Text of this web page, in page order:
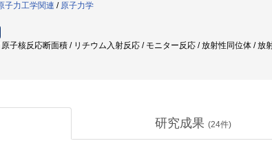
子力工学関連 / 原子力学
子核反応断面積 / リチウム入射反応 / モニター反応 / 放射性同位体 / 放
研究成果 (24件)